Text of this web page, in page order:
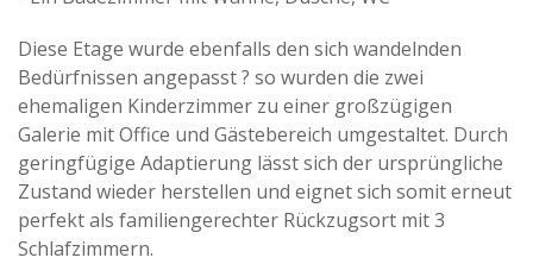
Diese Etage wurde ebenfalls den sich wandelnden
Bedürfnissen angepasst ? so wurden die zwei
ehemaligen Kinderzimmer zu einer großzügigen
Galerie mit Office und Gästebereich umgestaltet. Durch
geringfügige Adaptierung lässt sich der ursprüngliche
Zustand wieder herstellen und eignet sich somit erneut
perfekt als familiengerechter Rückzugsort mit 3
Schlafzimmern.